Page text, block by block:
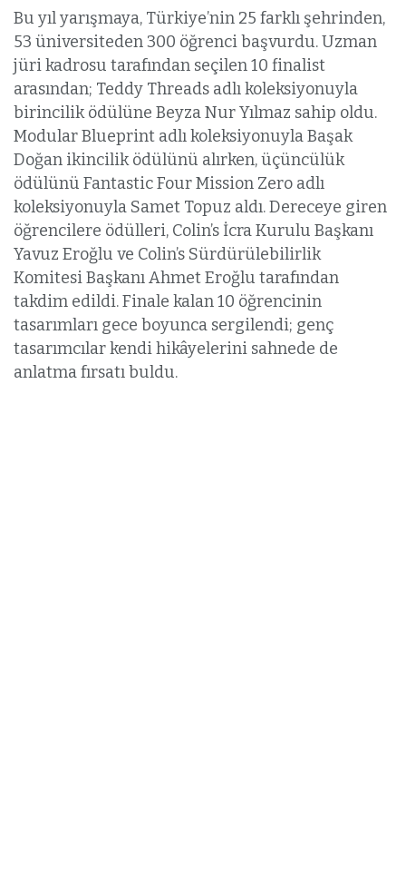
Bu yıl yarışmaya, Türkiye’nin 25 farklı şehrinden,
53 üniversiteden 300 öğrenci başvurdu. Uzman
jüri kadrosu tarafından seçilen 10 finalist
arasından; Teddy Threads adlı koleksiyonuyla
birincilik ödülüne Beyza Nur Yılmaz sahip oldu.
Modular Blueprint adlı koleksiyonuyla Başak
Doğan ikincilik ödülünü alırken, üçüncülük
ödülünü Fantastic Four Mission Zero adlı
koleksiyonuyla Samet Topuz aldı. Dereceye giren
öğrencilere ödülleri, Colin’s İcra Kurulu Başkanı
Yavuz Eroğlu ve Colin’s Sürdürülebilirlik
Komitesi Başkanı Ahmet Eroğlu tarafından
takdim edildi. Finale kalan 10 öğrencinin
tasarımları gece boyunca sergilendi; genç
tasarımcılar kendi hikâyelerini sahnede de
anlatma fırsatı buldu.